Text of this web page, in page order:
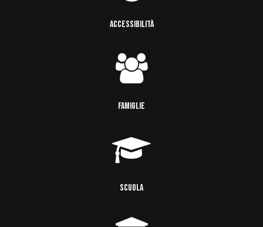
ACCESSIBILITÀ
FAMIGLIE
SCUOLA